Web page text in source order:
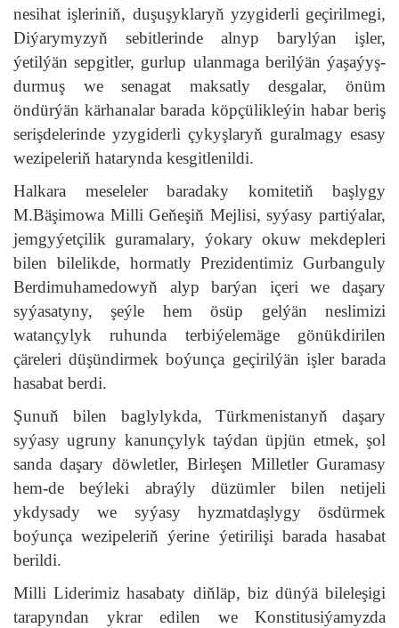
nesihat işleriniň, duşuşyklaryň yzygiderli geçirilmegi,
Diýarymyzyň sebitlerinde alnyp barylýan işler,
ýetilýän sepgitler, gurlup ulanmaga berilýän ýaşaýyş-
durmuş we senagat maksatly desgalar, önüm
öndürýän kärhanalar barada köpçülikleýin habar beriş
serişdelerinde yzygiderli çykyşlaryň guralmagy esasy
wezipeleriň hatarynda kesgitlenildi.
Halkara meseleler baradaky komitetiň başlygy
M.Bäşimowa Milli Geňeşiň Mejlisi, syýasy partiýalar,
jemgyýetçilik guramalary, ýokary okuw mekdepleri
bilen bilelikde, hormatly Prezidentimiz Gurbanguly
Berdimuhamedowyň alyp barýan içeri we daşary
syýasatyny, şeýle hem ösüp gelýän neslimizi
watançylyk ruhunda terbiýelemäge gönükdirilen
çäreleri düşündirmek boýunça geçirilýän işler barada
hasabat berdi.
Şunuň bilen baglylykda, Türkmenistanyň daşary
syýasy ugruny kanunçylyk taýdan üpjün etmek, şol
sanda daşary döwletler, Birleşen Milletler Guramasy
hem-de beýleki abraýly düzümler bilen netijeli
ykdysady we syýasy hyzmatdaşlygy ösdürmek
boýunça wezipeleriň ýerine ýetirilişi barada hasabat
berildi.
Milli Liderimiz hasabaty diňläp, biz dünýä bileleşigi
tarapyndan ykrar edilen we Konstitusiýamyzda